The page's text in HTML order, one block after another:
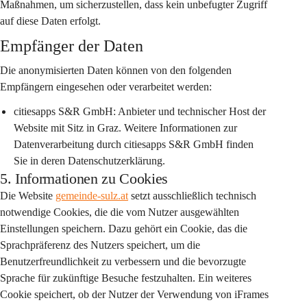
Maßnahmen, um sicherzustellen, dass kein unbefugter Zugriff
auf diese Daten erfolgt.
Empfänger der Daten
Die anonymisierten Daten können von den folgenden
Empfängern eingesehen oder verarbeitet werden:
citiesapps S&R GmbH: Anbieter und technischer Host der
Website mit Sitz in Graz. Weitere Informationen zur
Datenverarbeitung durch citiesapps S&R GmbH finden
Sie in deren Datenschutzerklärung.
5. Informationen zu Cookies
Die Website gemeinde-sulz.at setzt ausschließlich technisch
notwendige Cookies, die die vom Nutzer ausgewählten
Einstellungen speichern. Dazu gehört ein Cookie, das die
Sprachpräferenz des Nutzers speichert, um die
Benutzerfreundlichkeit zu verbessern und die bevorzugte
Sprache für zukünftige Besuche festzuhalten. Ein weiteres
Cookie speichert, ob der Nutzer der Verwendung von iFrames